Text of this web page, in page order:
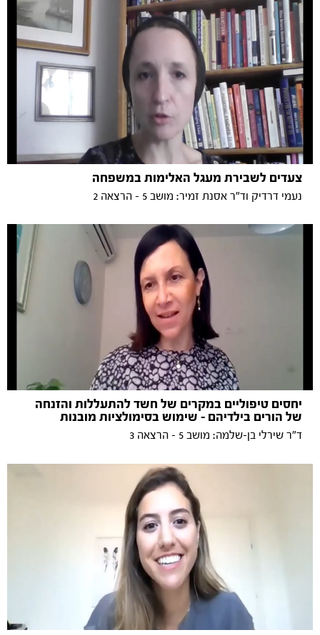
צעדים לשבירת מעגל האלימות במשפחה
נעמי דרדיק וד"ר אסנת זמיר: מושב 5 - הרצאה 2
יחסים טיפוליים במקרים של חשד להתעללות והזנחה
של הורים בילדיהם - שימוש בסימולציות מובנות
ד"ר שירלי בן-שלמה: מושב 5 - הרצאה 3